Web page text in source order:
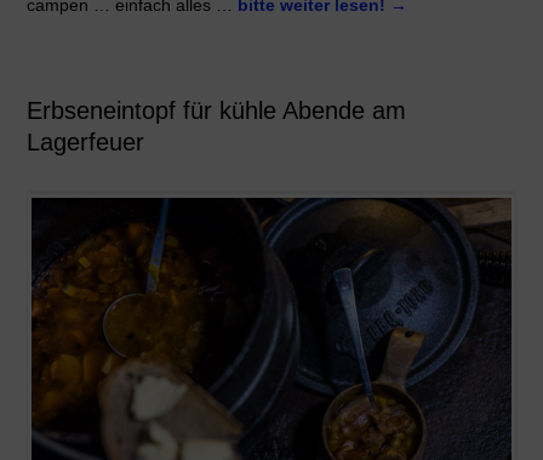
campen … einfach alles … bitte weiter lesen! →
Erbseneintopf für kühle Abende am
Lagerfeuer